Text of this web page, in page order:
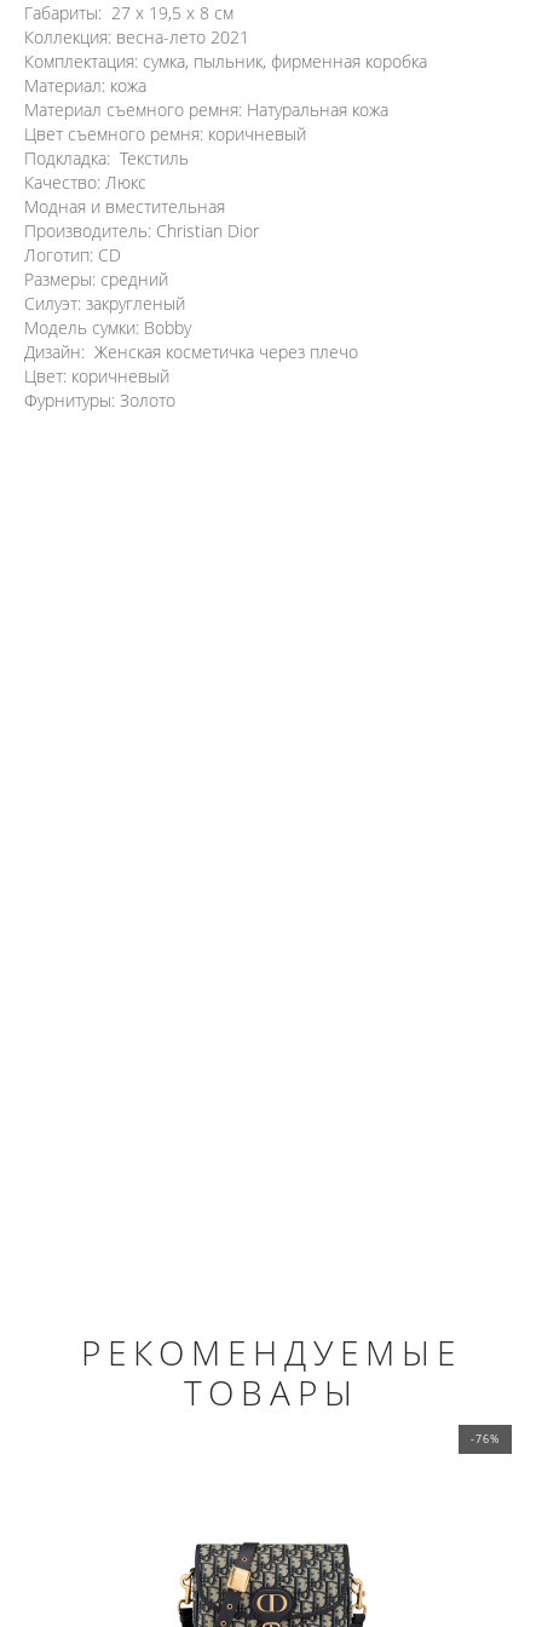
Габариты: 27 x 19,5 x 8 см
Коллекция: весна-лето 2021
Комплектация: сумка, пыльник, фирменная коробка
Материал: кожа
Материал съемного ремня: Натуральная кожа
Цвет съемного ремня: коричневый
Подкладка: Текстиль
Качество: Люкс
Модная и вместительная
Производитель: Christian Dior
Логотип: CD
Размеры: средний
Силуэт: закругленый
Модель сумки: Bobby
Дизайн: Женская косметичка через плечо
Цвет: коричневый
Фурнитуры: Золото
РЕКОМЕНДУЕМЫЕ
ТОВАРЫ
-76%